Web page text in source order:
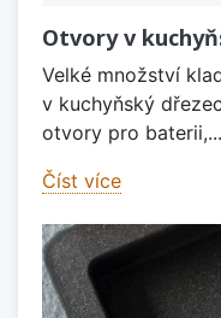
Otvory v
Velké množství
v kuchyňský
otvory pro baterii,...
Číst více